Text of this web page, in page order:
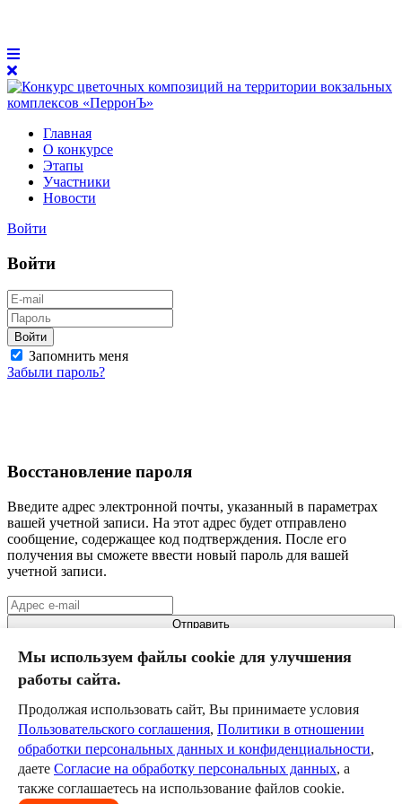
Главная
О конкурсе
Этапы
Участники
Новости
Войти
Войти
Войти
Запомнить меня
Забыли пароль?
Восстановление пароля
Введите адрес электронной почты, указанный в параметрах
вашей учетной записи. На этот адрес будет отправлено
сообщение, содержащее код подтверждения. После его
получения вы сможете ввести новый пароль для вашей
учетной записи.
Отправить
Бира
Дальневосточная РДЖВ
III класс
Команда
Календарь
Новости
Служба технической поддержкиhelp@szd.online
Мы используем файлы cookie для улучшения
работы сайта.
Продолжая использовать сайт, Вы принимаете условия
Пользовательского соглашения, Политики в отношении
обработки персональных данных и конфиденциальности,
даете Согласие на обработку персональных данных, а
также соглашаетесь на использование файлов cookie.